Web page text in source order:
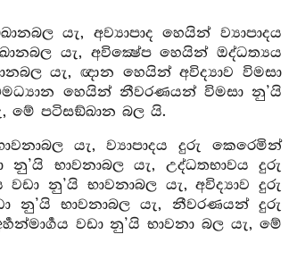
යැ, අව්‍යාපාද හෙයින් ව්‍යාපාදය
යැ, අවික්‍ෂේප හෙයින් ඔද්ධත්‍යය
යැ, ඥාන හෙයින් අවිද්‍යාව විමසා
හෙයින් නීවරණයන් විමසා නු’යි
මේ පටිසඞ්ඛාන බල යි.
යැ, ව්‍යාපාදය දුරු කෙරෙමින්
භාවනාබල යැ, උද්ධතභාවය දුරු
නු’යි භාවනාබල යැ, අවිද්‍යාව දුරු
නු’යි භාවනාබල යැ, නීවරණයන් දුරු
වඩා නු’යි භාවනා බල යැ, මේ